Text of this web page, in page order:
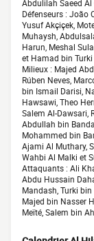
Abdulilah Saeed Al
Défenseurs : João
Yusuf Akçiçek,
Muhaysh,
Harun, Meshal
et Hamad bin
Milieux : Majed
Rúben Neves,
bin Ismail Darisi,
Hawsawi, Theo
Salem Al-Dawsari,
Abdullah bin
Mohammed bin
Ajami Al Muthary,
Wahbi Al Malki et
Attaquants : Ali
Abdu Hussain
Mandash, Turki
Majed bin Nasser
Meïté, Salem bin